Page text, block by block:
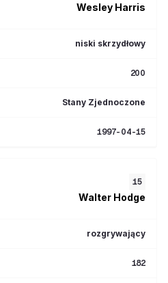
Wesley Harris
niski skrzydłowy
200
Stany Zjednoczone
1997-04-15
15
Walter Hodge
rozgrywający
182